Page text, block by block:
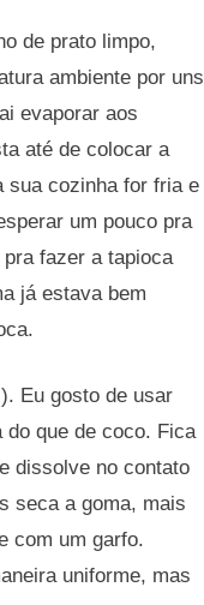
de prato limpo,
ambiente por uns
evaporar aos
até de colocar a
sua cozinha for fria e
um pouco pra
fazer a tapioca
já estava bem
Eu gosto de usar
do que de coco. Fica
dissolve no contato
seca a goma, mais
com um garfo.
uniforme, mas